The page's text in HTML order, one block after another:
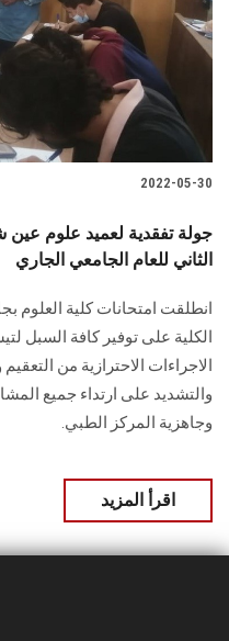
2022-05-30
جولة تفقدية لعميد علوم
الثاني للعام الجامعي الجاري
انطلقت امتحانات كلية
الكلية على توفير كافة السبل
الاجراءات الاحترازية من
والتشديد على ارتداء جميع
وجاهزية المركز الطبي.
اقرأ المزيد